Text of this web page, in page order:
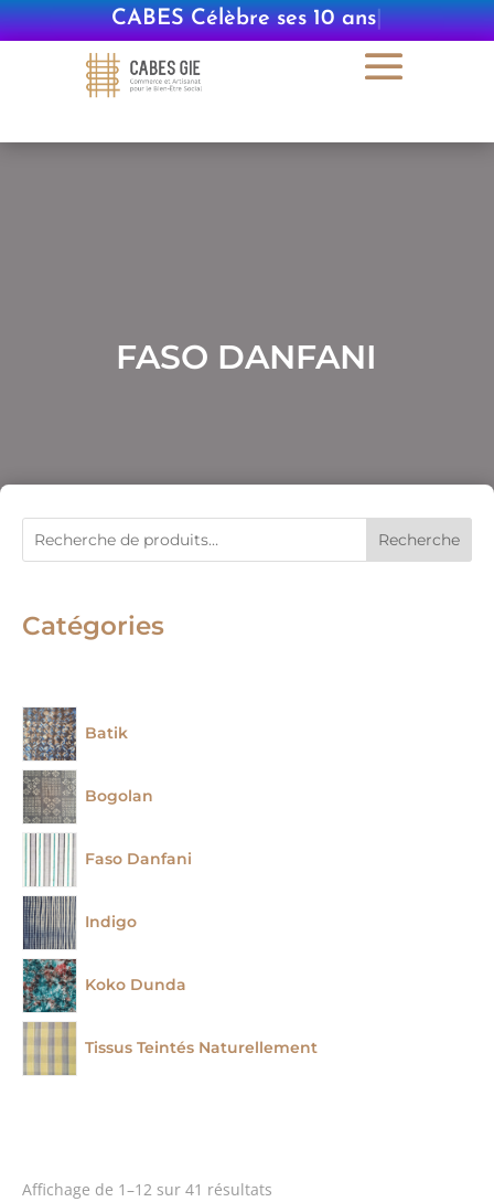
CABES Célèbre ses 10 ans|
FASO DANFANI
Recherche
Catégories
Batik
Bogolan
Faso Danfani
Indigo
Koko Dunda
Tissus Teintés Naturellement
Affichage de 1–12 sur 41 résultats